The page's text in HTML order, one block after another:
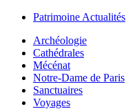
Patrimoine Actualités
Archéologie
Cathédrales
Mécénat
Notre-Dame de Paris
Sanctuaires
Voyages